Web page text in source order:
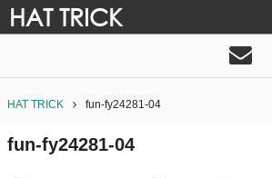
HAT TRICK
HAT TRICK fun-fy24281-04
fun-fy24281-04